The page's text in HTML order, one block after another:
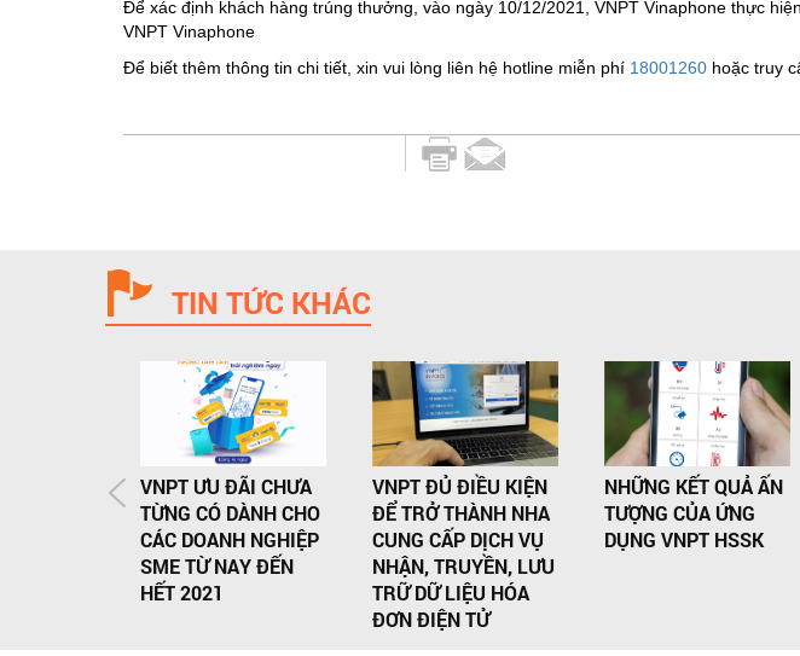
Để xác định khách hàng trúng thưởng, vào ngày 10/12/2021, VNPT Vinaphone thực
VNPT Vinaphone
Để biết thêm thông tin chi tiết, xin vui lòng liên hệ hotline miễn phí 18001260 hoặc truy
TIN TỨC KHÁC
VNPT ƯU ĐÃI CHƯA
TỪNG CÓ DÀNH CHO
CÁC DOANH NGHIỆP
SME TỪ NAY ĐẾN
HẾT 2021
VNPT ĐỦ ĐIỀU KIỆN
ĐỂ TRỞ THÀNH NHA
CUNG CẤP DỊCH VỤ
NHẬN, TRUYỀN, LƯU
TRỮ DỮ LIỆU HÓA
ĐƠN ĐIỆN TỬ
NHỮNG KẾT QUẢ ẤN
TƯỢNG CỦA ỨNG
DỤNG VNPT HSSK